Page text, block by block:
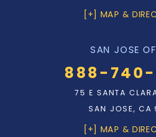
[+] MAP &
SAN JOSE
888-
75 E SANTA
SAN JOSE, CA
[+] MAP &